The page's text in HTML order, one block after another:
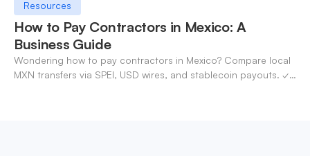
Resources
How to Pay Contractors in Mexico: A
Business Guide
Wondering how to pay contractors in Mexico? Compare local
MXN transfers via SPEI, USD wires, and stablecoin payouts. ✓